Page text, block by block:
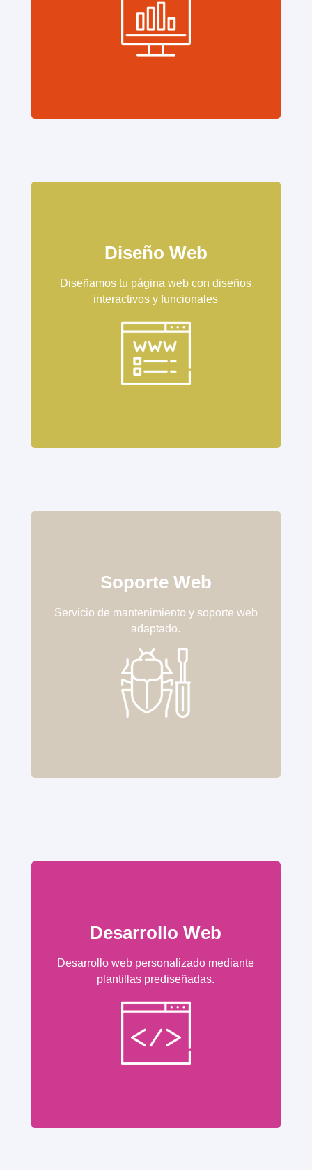
Diseño Web
Diseñamos tu página web con diseños
interactivos y funcionales
Soporte Web
Servicio de mantenimiento y soporte web
adaptado.
Desarrollo Web
Desarrollo web personalizado mediante
plantillas prediseñadas.